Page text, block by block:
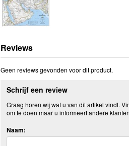
Reviews
Geen reviews gevonden voor dit product.
Schrijf een review
Graag horen wij wat u van dit artikel vindt.
om te doen maar u informeert andere
Naam: